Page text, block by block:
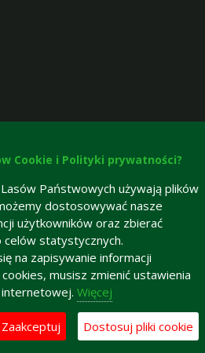
Cookie i Polityki prywatności?
Państwowych używają plików
dostosowywać nasze
użytkowników oraz zbierać
celów statystycznych.
na zapisywanie informacji
musisz zmienić ustawienia
Więcej
Zaakceptuj Dostosuj pliki cookie